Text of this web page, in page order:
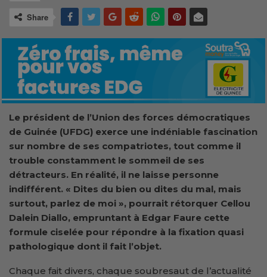
Share
Le président de l’Union des forces démocratiques
de Guinée (UFDG) exerce une indéniable fascination
sur nombre de ses compatriotes, tout comme il
trouble constamment le sommeil de ses
détracteurs. En réalité, il ne laisse personne
indifférent. « Dites du bien ou dites du mal, mais
surtout, parlez de moi », pourrait rétorquer Cellou
Dalein Diallo, empruntant à Edgar Faure cette
formule ciselée pour répondre à la fixation quasi
pathologique dont il fait l’objet.
Chaque fait divers, chaque soubresaut de l’actualité